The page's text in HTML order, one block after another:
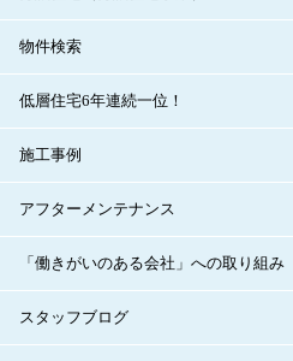
物件検索
低層住宅6年連続一位！
施工事例
アフターメンテナンス
「働きがいのある会社」への取り組み
スタッフブログ